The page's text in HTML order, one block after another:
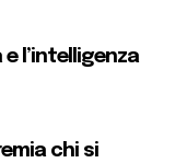
l’intelligenza
chi si